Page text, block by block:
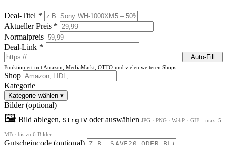
Deal-Titel *
Aktueller Preis *
Normalpreis
Deal-Link *
Auto-Fill
Funktioniert mit Amazon, MediaMarkt, OTTO und vielen weiteren Shops.
Shop
Kategorie
Kategorie wählen ▾
Bilder (optional)
🖼 Bild ablegen, Strg+V oderauswählen JPG · PNG · WebP · GIF – max. 5
MB · bis zu 6 Bilder
Gutscheincode (optional)